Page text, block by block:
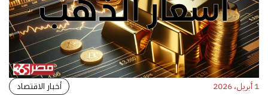
1 أبريل، 2026 أخبار الاقتصاد